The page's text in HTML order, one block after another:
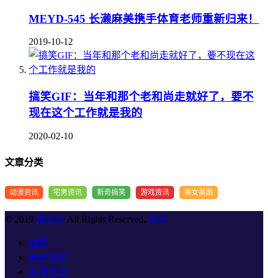
MEYD-545 长濑麻美携手体育老师重新归来！
2019-10-12
搞笑GIF：当年和那个老和尚走就好了，要不
现在这个工作就是我的
2020-02-10
文章分类
动漫资讯 宅男资讯 新奇搞笑 游戏资讯 美女美图
© 2019 优宅社 All Rights Reserved. 关于
首页
新奇搞笑
动漫资讯